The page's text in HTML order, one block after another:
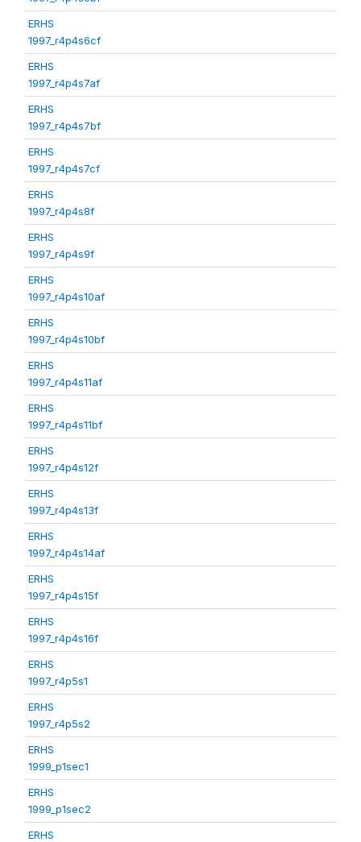
ERHS
1997_r4p4s6cf
ERHS
1997_r4p4s7af
ERHS
1997_r4p4s7bf
ERHS
1997_r4p4s7cf
ERHS
1997_r4p4s8f
ERHS
1997_r4p4s9f
ERHS
1997_r4p4s10af
ERHS
1997_r4p4s10bf
ERHS
1997_r4p4s11af
ERHS
1997_r4p4s11bf
ERHS
1997_r4p4s12f
ERHS
1997_r4p4s13f
ERHS
1997_r4p4s14af
ERHS
1997_r4p4s15f
ERHS
1997_r4p4s16f
ERHS
1997_r4p5s1
ERHS
1997_r4p5s2
ERHS
1999_p1sec1
ERHS
1999_p1sec2
ERHS